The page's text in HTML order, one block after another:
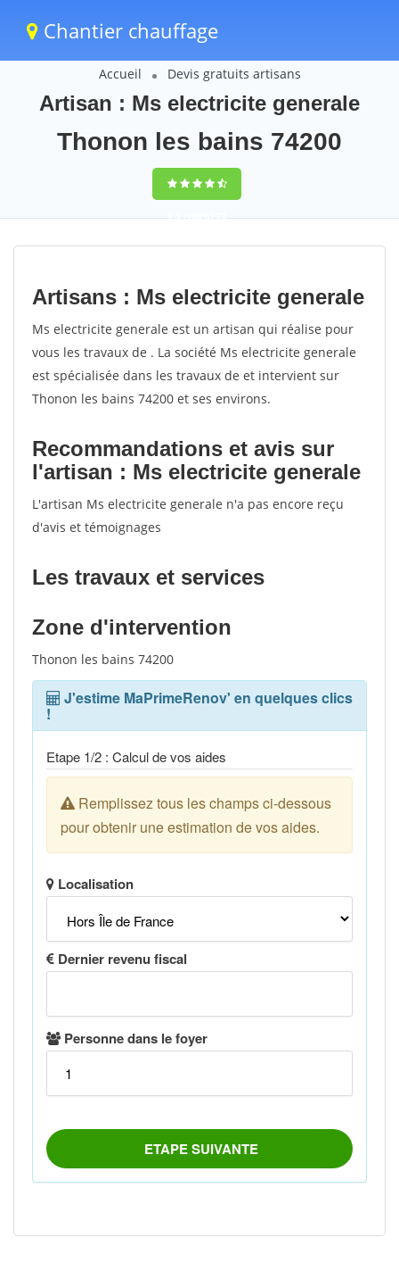
Chantier chauffage
Accueil Devis gratuits artisans
Artisan : Ms electricite generale
Thonon les bains 74200
9,5(100%)73
votes
Artisans : Ms electricite generale
Ms electricite generale est un artisan qui réalise pour
vous les travaux de . La société Ms electricite generale
est spécialisée dans les travaux de et intervient sur
Thonon les bains 74200 et ses environs.
Recommandations et avis sur
l'artisan : Ms electricite generale
L'artisan Ms electricite generale n'a pas encore reçu
d'avis et témoignages
Les travaux et services
Zone d'intervention
Thonon les bains 74200